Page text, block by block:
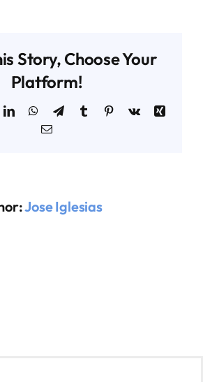
Story, Choose Your
Platform!
LinkedInWhatsApp
TelegramTumblr Pinterest
Vk
Xing
Email
Jose Iglesias